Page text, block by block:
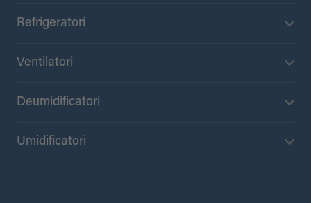
Refrigeratori
Ventilatori
Deumidificatori
Umidificatori